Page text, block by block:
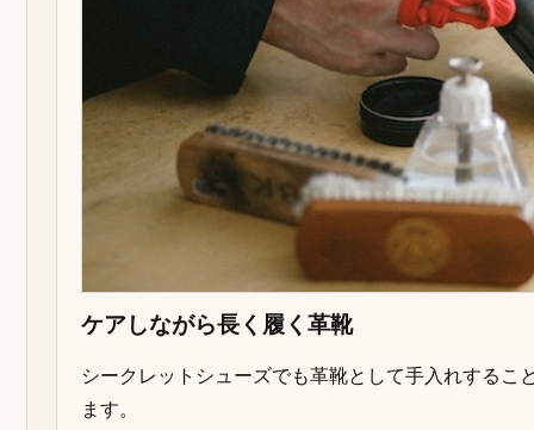
ケアしながら長く履く革靴
シークレットシューズでも革靴として手入れするこ
ます。